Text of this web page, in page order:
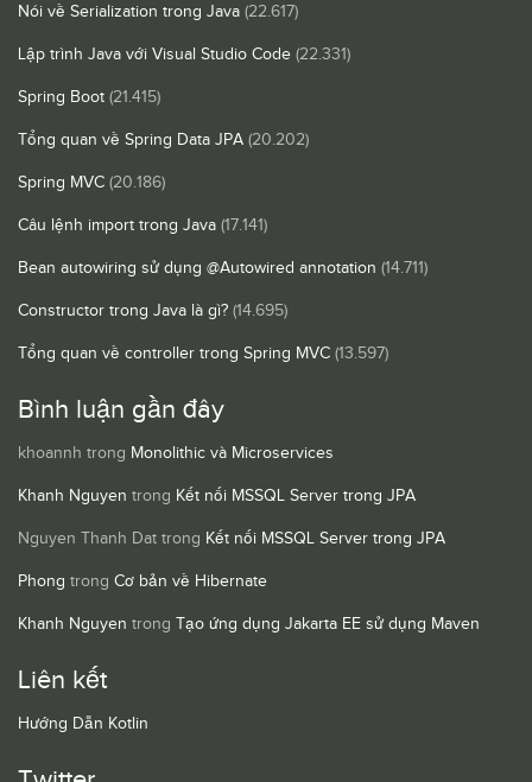
Nói về Serialization trong Java (22.617)
Lập trình Java với Visual Studio Code (22.331)
Spring Boot (21.415)
Tổng quan về Spring Data JPA (20.202)
Spring MVC (20.186)
Câu lệnh import trong Java (17.141)
Bean autowiring sử dụng @Autowired annotation (14.711)
Constructor trong Java là gì? (14.695)
Tổng quan về controller trong Spring MVC (13.597)
Bình luận gần đây
khoannh trong Monolithic và Microservices
Khanh Nguyen trong Kết nối MSSQL Server trong JPA
Nguyen Thanh Dat trong Kết nối MSSQL Server trong JPA
Phong trong Cơ bản về Hibernate
Khanh Nguyen trong Tạo ứng dụng Jakarta EE sử dụng Maven
Liên kết
Hướng Dẫn Kotlin